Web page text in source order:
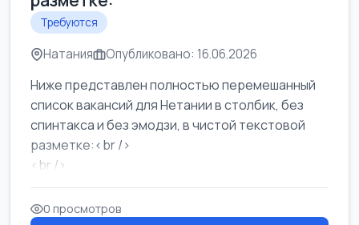
Требуются
Натания Опубликовано: 16.06.2026
Ниже представлен полностью перемешанный
список вакансий для Нетании в столбик, без
спинтакса и без эмодзи, в чистой текстовой
разметке:<br />
<br />
Работа в Нетании на мебельном производстве:
требу...
0 просмотров